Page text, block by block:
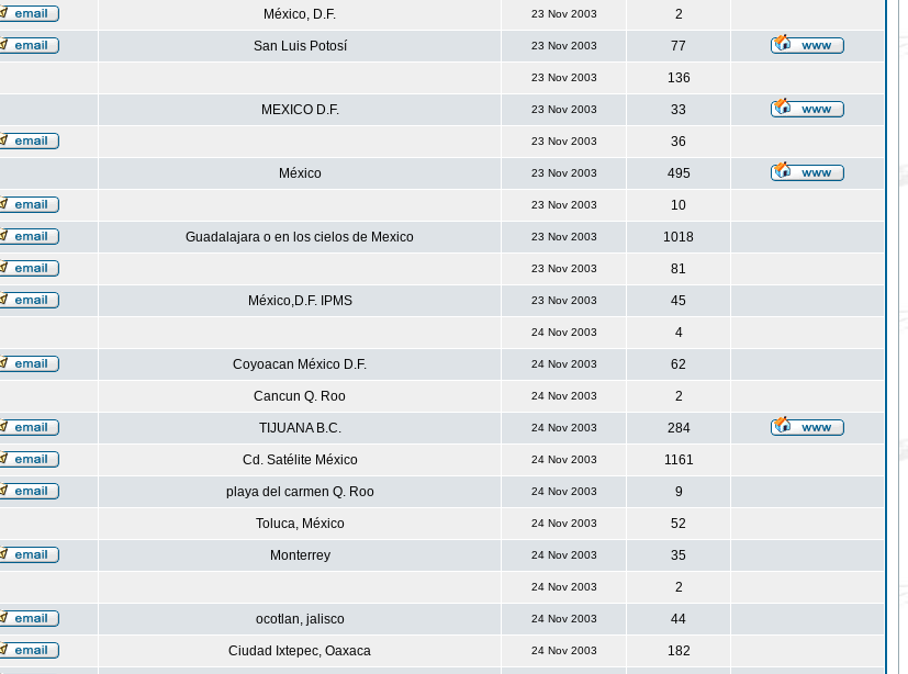
México, D.F. 23 Nov 2003 2
San Luis Potosí 23 Nov 2003 77
23 Nov 2003 136
MEXICO D.F. 23 Nov 2003 33
23 Nov 2003 36
México 23 Nov 2003 495
23 Nov 2003 10
Guadalajara o en los cielos de Mexico 23 Nov 2003 1018
23 Nov 2003 81
México,D.F. IPMS 23 Nov 2003 45
24 Nov 2003 4
Coyoacan México D.F. 24 Nov 2003 62
Cancun Q. Roo 24 Nov 2003 2
TIJUANA B.C. 24 Nov 2003 284
Cd. Satélite México 24 Nov 2003 1161
playa del carmen Q. Roo 24 Nov 2003 9
Toluca, México 24 Nov 2003 52
Monterrey 24 Nov 2003 35
24 Nov 2003 2
ocotlan, jalisco 24 Nov 2003 44
Ciudad Ixtepec, Oaxaca 24 Nov 2003 182